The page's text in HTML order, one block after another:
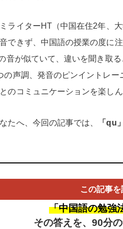
ライターHT（中国在住2年、
できず、中国語の授業の度に
音が似ていて、違いを聞き取
の声調、発音のピンイントレ
のコミュニケーションを楽し
たへ、今回の記事では、
「qu
この記事
「中国語の勉強
その答えを、 90分